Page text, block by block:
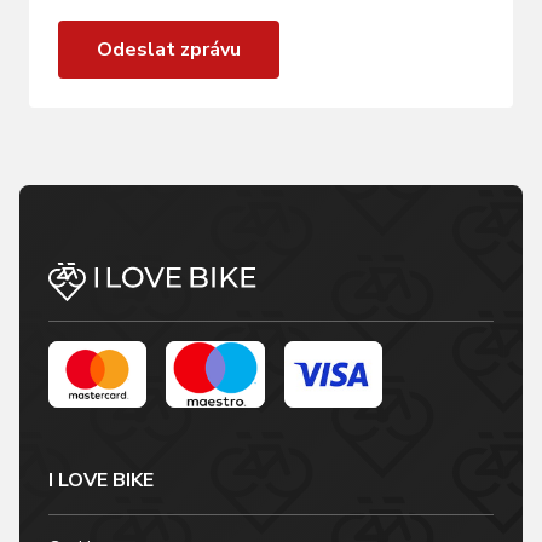
Odeslat zprávu
I LOVE BIKE